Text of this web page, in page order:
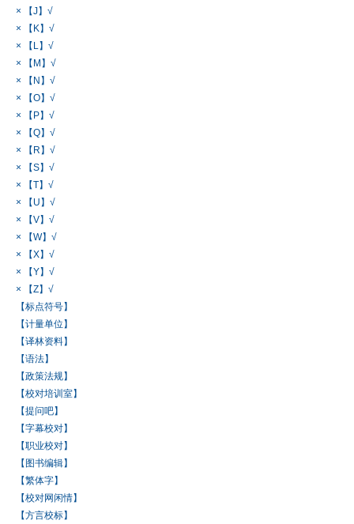
× 【J】√
× 【K】√
× 【L】√
× 【M】√
× 【N】√
× 【O】√
× 【P】√
× 【Q】√
× 【R】√
× 【S】√
× 【T】√
× 【U】√
× 【V】√
× 【W】√
× 【X】√
× 【Y】√
× 【Z】√
【标点符号】
【计量单位】
【译林资料】
【语法】
【政策法规】
【校对培训室】
【提问吧】
【字幕校对】
【职业校对】
【图书编辑】
【繁体字】
【校对网闲情】
【方言校标】